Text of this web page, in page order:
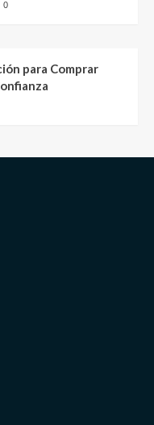
0
para Comprar